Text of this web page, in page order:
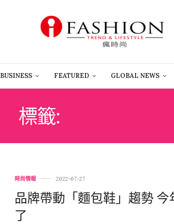
BUSINESS FEATURED GLOBAL NEWS
標籤:
時尚情報 2022-07-27
品牌帶動「麵包鞋」趨勢 今
了